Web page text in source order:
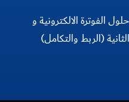
الفوترة الالكترونية و
(الربط والتكامل)